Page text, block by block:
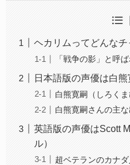
ヘカリムってどんなチ
「戦争の影」と呼
日本語版の声優は白
白熊寛嗣（しろく
白熊寛嗣さんの主
英語版の声優はScott
ル）
超ベテランのカナ